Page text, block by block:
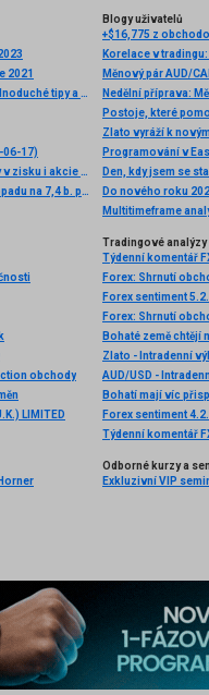
2021
Jak obchodovat pár GBP/USD dne 23. ledna? Jednoduché tipy a obchodní analýza pro začátečníky
06-17)
Pražská burza posílila, po ztrátové sérii skončily v zisku i akcie ČEZ
Německo: Průzkum ZEW - index očekávání v listopadu na 7,4 b. při očekávání 13,2 b.
Blogy uživatelů
+$16,775 z
Korelace v
Měnový pár AUD/
Nedělní příprava:
Postoje, které
Programování v
Den, kdy jsem se
Do nového roku
Multitimeframe
obchody
LIMITED
Tradingové analýzy
Týdenní komentář
Forex: Shrnutí
Forex sentiment
Forex: Shrnutí
Zlato - Intradenní
AUD/USD -
Bohatí mají víc
Forex sentiment
Týdenní komentář
Odborné kurzy a
Exkluzivní VIP